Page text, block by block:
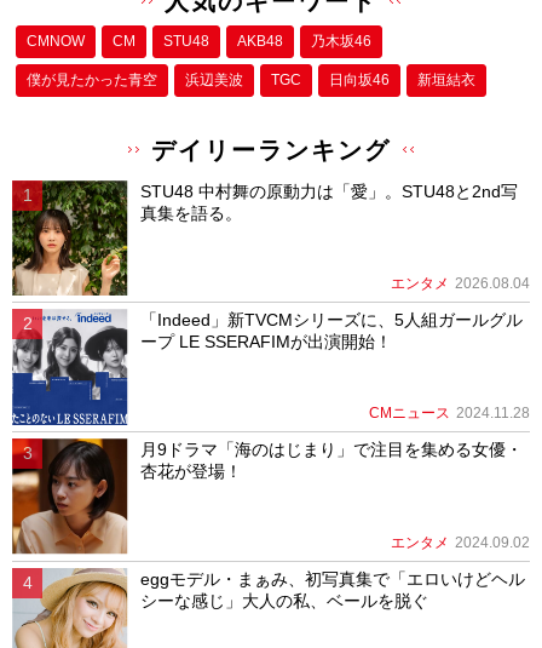
CMNOW CM STU48 AKB48 乃木坂46
僕が⾒たかった⻘空 浜辺美波 TGC 日向坂46 新垣結衣
デイリーランキング
STU48 中村舞の原動力は「愛」。STU48と2nd写
真集を語る。
エンタメ 2026.08.04
「Indeed」新TVCMシリーズに、5人組ガールグル
ープ LE SSERAFIMが出演開始！
CMニュース 2024.11.28
月9ドラマ「海のはじまり」で注目を集める女優・
杏花が登場！
エンタメ 2024.09.02
eggモデル・まぁみ、初写真集で「エロいけどヘル
シーな感じ」大人の私、ベールを脱ぐ